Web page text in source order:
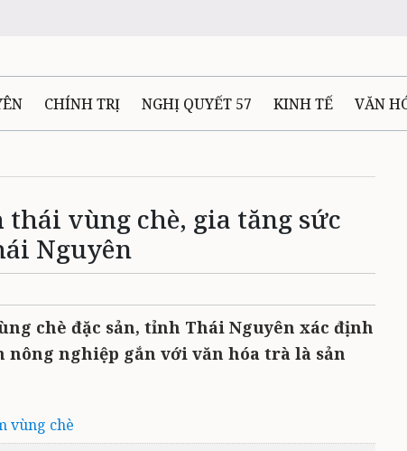
CHÍNH TRỊ NGHỊ QUYẾT 57 KINH TẾ VĂN
TÀI NGUYÊN - MÔI TRƯỜNG THỂ THAO THÔNG TIN
THÁI NGUYÊN
vùng chè, gia tăng sức
Nguyên
chè đặc sản, tỉnh Thái Nguyên xác định
nông nghiệp gắn với văn hóa trà là sản
vùng chè